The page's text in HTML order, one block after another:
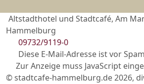
Altstadthotel und Stadtcafé, Am
Hammelburg
09732/9119-0
Diese E-Mail-Adresse ist vor
Zur Anzeige muss JavaScript
© stadtcafe-hammelburg.de 2026,